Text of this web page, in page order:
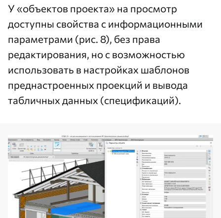
У «объектов проекта» на просмотр
доступны свойства с информационными
параметрами (рис. 8), без права
редактирования, но с возможностью
использовать в настройках шаблонов
преднастроенных проекций и вывода
табличных данных (спецификаций).